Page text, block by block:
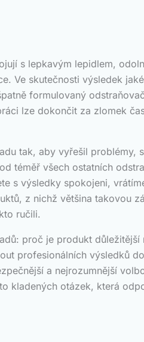
s lepkavým lepidlem,
Ve skutečnosti výsledek
formulovaný
lze dokončit za zlomek
tak, aby vyřešil problémy,
téměř všech ostatních
s výsledky spokojeni,
z nichž většina takovou
ručili.
proč je produkt důležitější
profesionálních výsledků
a nejrozumnější
kladených otázek, která